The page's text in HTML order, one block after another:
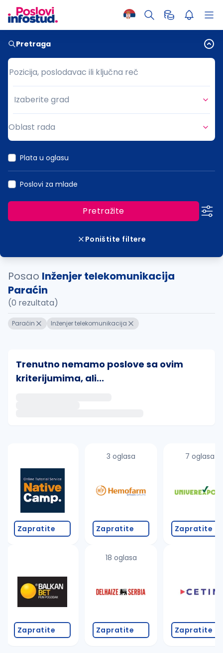
Pretraga
Pozicija, poslodavac ili ključna reč
Pozicija, poslodavac ili ključna reč
Grad
Izaberite grad
Oblast rada
Plata u oglasu
Poslovi za mlade
Pretražite
Poništite filtere
Posao Inženjer telekomunikacija
Paraćin
(0 rezultata)
Paraćin Inženjer telekomunikacija
Trenutno nemamo poslove sa ovim
kriterijumima, ali...
Takođe možete da:
proverite pravopisne greške (koristite č, ć, š, đ,
povećajte radijus za odabrani grad
promenite odabrane filtere pretrage
Zapratite
Zapratite
3 oglasa
Zapratite
18 oglasa
Zapratite
7 oglasa
Zapratite
Zapratite